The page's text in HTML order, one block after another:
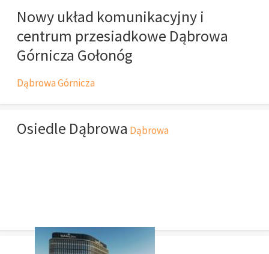
Nowy układ komunikacyjny i
centrum przesiadkowe Dąbrowa
Górnicza Gołonóg
Dąbrowa Górnicza
Osiedle Dąbrowa Dąbrowa